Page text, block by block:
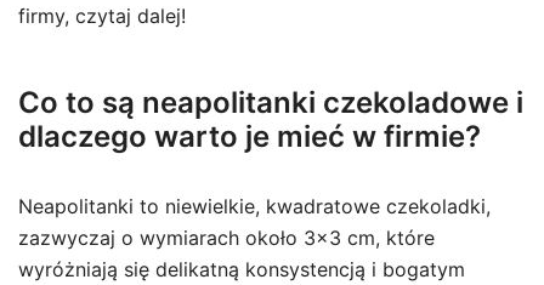
firmy, czytaj dalej!
Co to są neapolitanki czekoladowe i
dlaczego warto je mieć w firmie?
Neapolitanki to niewielkie, kwadratowe czekoladki,
zazwyczaj o wymiarach około 3×3 cm, które
wyróżniają się delikatną konsystencją i bogatym